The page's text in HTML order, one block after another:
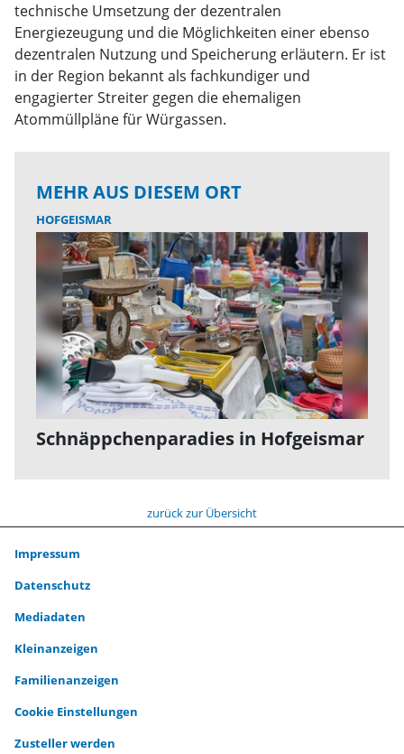
technische Umsetzung der dezentralen
Energiezeugung und die Möglichkeiten einer ebenso
dezentralen Nutzung und Speicherung erläutern. Er ist
in der Region bekannt als fachkundiger und
engagierter Streiter gegen die ehemaligen
Atommüllpläne für Würgassen.
MEHR AUS DIESEM ORT
HOFGEISMAR
Schnäppchenparadies in Hofgeismar
zurück zur Übersicht
Impressum
Datenschutz
Mediadaten
Kleinanzeigen
Familienanzeigen
Cookie Einstellungen
Zusteller werden